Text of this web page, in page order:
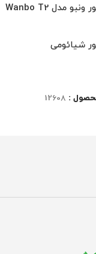
ویدئو پروژکتور ونبو مدل Wanbo T2
شیائومی
:
12608